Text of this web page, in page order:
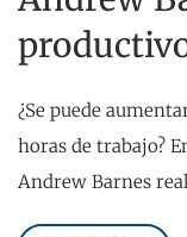
¿Se puede
horas de trabajo?
Andrew Barnes